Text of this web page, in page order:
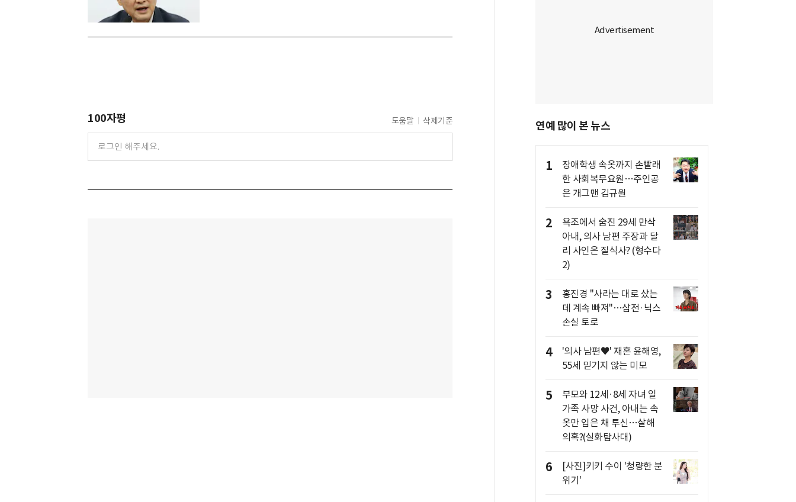
100자평 도움말 삭제기준 연예 많이 본 뉴스
1
장애학생 속옷까지 손빨래
한 사회복무요원…주인공
은 개그맨 김규원
2
욕조에서 숨진 29세 만삭
아내, 의사 남편 주장과 달
리 사인은 질식사? (형수다
2)
3
홍진경 "사라는 대로 샀는
데 계속 빠져"…삼전·닉스
손실 토로
4
'의사 남편♥' 재혼 윤해영,
55세 믿기지 않는 미모
5
부모와 12세·8세 자녀 일
가족 사망 사건, 아내는 속
옷만 입은 채 투신…살해
의혹?(실화탐사대)
6
[사진]키키 수이 '청량한 분
위기'